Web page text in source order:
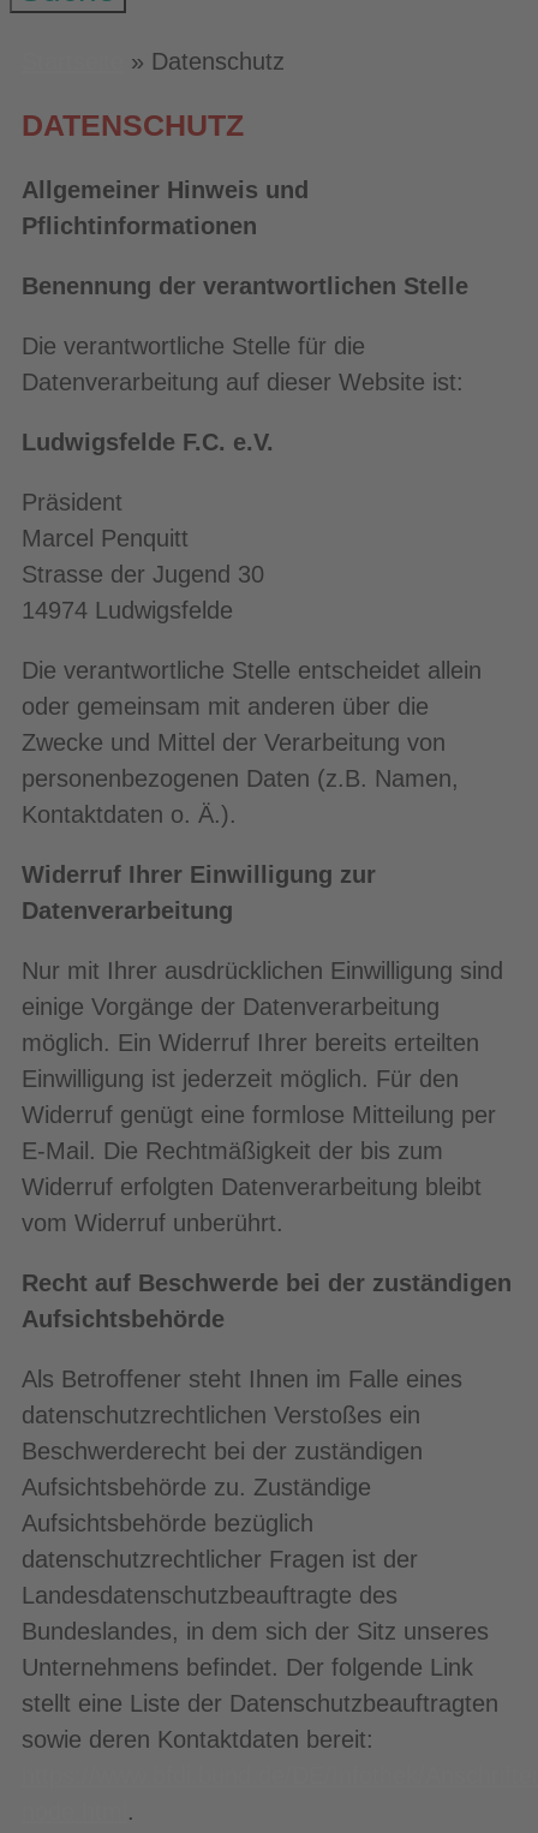
» Datenschutz
DATENSCHUTZ
Allgemeiner Hinweis und
Pflichtinformationen
Benennung der verantwortlichen Stelle
Die verantwortliche Stelle für die
Datenverarbeitung auf dieser Website ist:
Ludwigsfelde F.C. e.V.
Präsident
Marcel Penquitt
Strasse der Jugend 30
14974 Ludwigsfelde
Die verantwortliche Stelle entscheidet allein
oder gemeinsam mit anderen über die
Zwecke und Mittel der Verarbeitung von
personenbezogenen Daten (z.B. Namen,
Kontaktdaten o. Ä.).
Widerruf Ihrer Einwilligung zur
Datenverarbeitung
Nur mit Ihrer ausdrücklichen Einwilligung sind
einige Vorgänge der Datenverarbeitung
möglich. Ein Widerruf Ihrer bereits erteilten
Einwilligung ist jederzeit möglich. Für den
Widerruf genügt eine formlose Mitteilung per
E-Mail. Die Rechtmäßigkeit der bis zum
Widerruf erfolgten Datenverarbeitung bleibt
vom Widerruf unberührt.
Recht auf Beschwerde bei der zuständigen
Aufsichtsbehörde
Als Betroffener steht Ihnen im Falle eines
datenschutzrechtlichen Verstoßes ein
Beschwerderecht bei der zuständigen
Aufsichtsbehörde zu. Zuständige
Aufsichtsbehörde bezüglich
datenschutzrechtlicher Fragen ist der
Landesdatenschutzbeauftragte des
Bundeslandes, in dem sich der Sitz unseres
Unternehmens befindet. Der folgende Link
stellt eine Liste der Datenschutzbeauftragten
sowie deren Kontaktdaten bereit:
.